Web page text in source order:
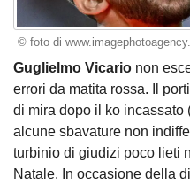
© foto di
Guglielmo Vicario non
errori da matita rossa. Il
di mira dopo il ko incassato
alcune sbavature non
turbinio di giudizi poco lieti
Natale. In occasione della